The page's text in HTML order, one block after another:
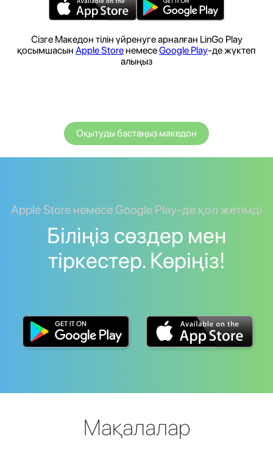
Сізге Македон тілін үйренуге арналған LinGo Play
қосымшасын Apple Store немесеGoogle Play-де жүктеп
алыңыз
Оқытуды бастаңыз македон
Apple Store немесе Google Play-де қол жетімді
Біліңіз сөздер мен
тіркестер. Көріңіз!
Мақалалар